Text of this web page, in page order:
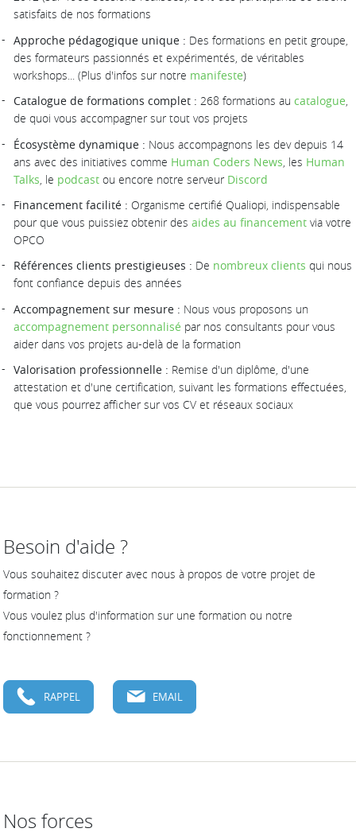
satisfaits de nos formations
Approche pédagogique unique : Des formations en petit groupe,
des formateurs passionnés et expérimentés, de véritables
workshops... (Plus d'infos sur notre manifeste)
Catalogue de formations complet : 268 formations au catalogue,
de quoi vous accompagner sur tout vos projets
Écosystème dynamique : Nous accompagnons les dev depuis 14
ans avec des initiatives comme Human Coders News , les Human
Talks , le podcast ou encore notre serveur Discord
Financement facilité : Organisme certifié Qualiopi, indispensable
pour que vous puissiez obtenir des aides au financement via votre
OPCO
Références clients prestigieuses : De nombreux clients qui nous
font confiance depuis des années
Accompagnement sur mesure : Nous vous proposons un
accompagnement personnalisé par nos consultants pour vous
aider dans vos projets au-delà de la formation
Valorisation professionnelle : Remise d'un diplôme, d'une
attestation et d'une certification, suivant les formations effectuées,
que vous pourrez afficher sur vos CV et réseaux sociaux
Besoin d'aide ?
Vous souhaitez discuter avec nous à propos de votre projet de
formation ?
Vous voulez plus d'information sur une formation ou notre
fonctionnement ?
RAPPEL EMAIL
Nos forces